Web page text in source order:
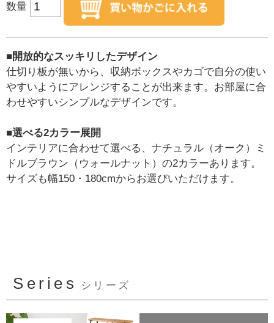
数量
■開放的なスッキリしたデザイン
仕切り板が無いから、収納ボックスやカゴで自分の使い
やすいようにアレンジすることが出来ます。お部屋に合
わせやすいシンプルなデザインです。
■選べる2カラー展開
インテリアに合わせて選べる、ナチュラル（オーク）ミ
ドルブラウン（ウォールナット）の2カラーあります。
サイズも幅150・180cmからお選びいただけます。
Series シリーズ